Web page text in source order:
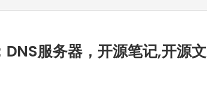
服务器，开源笔记,开源文